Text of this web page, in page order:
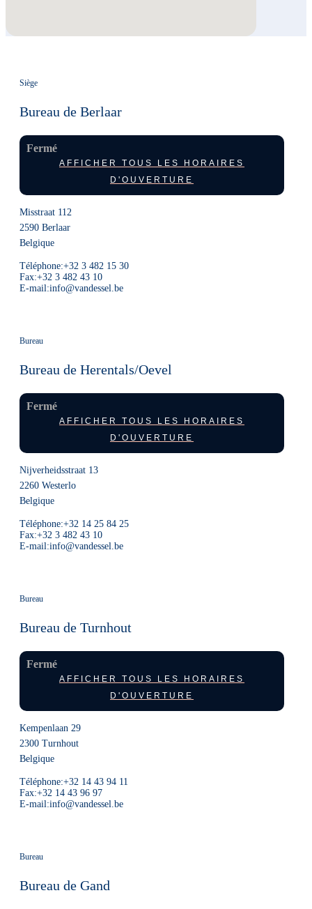
Siège
Bureau de Berlaar
Fermé
AFFICHER TOUS LES HORAIRES
D'OUVERTURE
Misstraat 112
2590 Berlaar
Belgique
Téléphone:+32 3 482 15 30
Fax:+32 3 482 43 10
E-mail:info@vandessel.be
Bureau
Bureau de Herentals/Oevel
Fermé
AFFICHER TOUS LES HORAIRES
D'OUVERTURE
Nijverheidsstraat 13
2260 Westerlo
Belgique
Téléphone:+32 14 25 84 25
Fax:+32 3 482 43 10
E-mail:info@vandessel.be
Bureau
Bureau de Turnhout
Fermé
AFFICHER TOUS LES HORAIRES
D'OUVERTURE
Kempenlaan 29
2300 Turnhout
Belgique
Téléphone:+32 14 43 94 11
Fax:+32 14 43 96 97
E-mail:info@vandessel.be
Bureau
Bureau de Gand